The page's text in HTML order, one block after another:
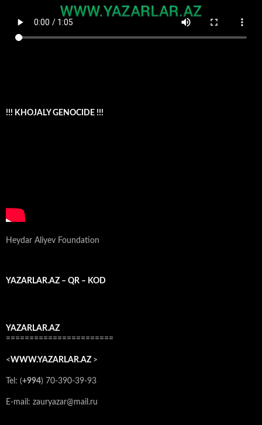
!!! KHOJALY GENOCIDE !!!
Heydar Aliyev Foundation
YAZARLAR.AZ – QR – KOD
YAZARLAR.AZ
=======================
<WWW.YAZARLAR.AZ >
Tel: (+994) 70-390-39-93
E-mail: zauryazar@mail.ru